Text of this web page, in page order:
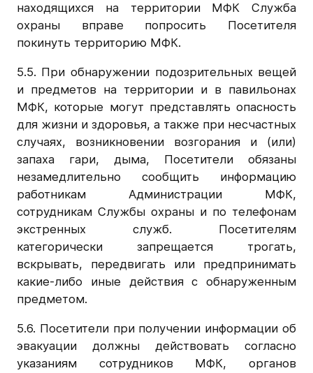
находящихся на территории МФК Служба
охраны вправе попросить Посетителя
покинуть территорию МФК.
5.5. При обнаружении подозрительных вещей
и предметов на территории и в павильонах
МФК, которые могут представлять опасность
для жизни и здоровья, а также при несчастных
случаях, возникновении возгорания и (или)
запаха гари, дыма, Посетители обязаны
незамедлительно сообщить информацию
работникам Администрации МФК,
сотрудникам Службы охраны и по телефонам
экстренных служб. Посетителям
категорически запрещается трогать,
вскрывать, передвигать или предпринимать
какие-либо иные действия с обнаруженным
предметом.
5.6. Посетители при получении информации об
эвакуации должны действовать согласно
указаниям сотрудников МФК, органов